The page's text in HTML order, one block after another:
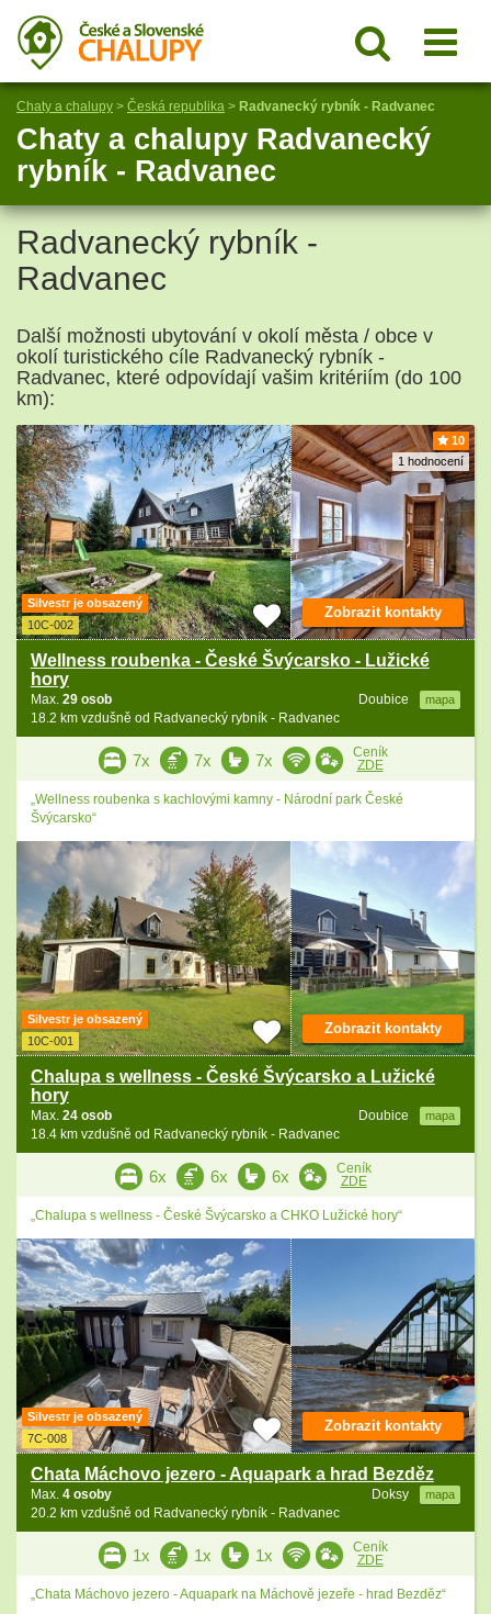
Chaty a chalupy > Česká republika > Radvanecký rybník - Radvanec
Chaty a chalupy Radvanecký
rybník - Radvanec
Radvanecký rybník -
Radvanec
Další možnosti ubytování v okolí města / obce v
okolí turistického cíle Radvanecký rybník -
Radvanec, které odpovídají vašim kritériím (do 100
km):
10
1 hodnocení
Silvestr je obsazený
10C-002
Wellness roubenka - České Švýcarsko - Lužické
hory
Doubice mapa
Max. 29 osob
18.2 km vzdušně od Radvanecký rybník - Radvanec
Zobrazit kontakty
7x 7x 7x
Ceník
ZDE
„Wellness roubenka s kachlovými kamny - Národní park České
Švýcarsko“
Silvestr je obsazený
10C-001
Chalupa s wellness - České Švýcarsko a Lužické
hory
Doubice mapa
Max. 24 osob
18.4 km vzdušně od Radvanecký rybník - Radvanec
Zobrazit kontakty
6x 6x 6x
Ceník
ZDE
„Chalupa s wellness - České Švýcarsko a CHKO Lužické hory“
Silvestr je obsazený
7C-008
Chata Máchovo jezero - Aquapark a hrad Bezděz
Doksy mapa
Max. 4 osoby
20.2 km vzdušně od Radvanecký rybník - Radvanec
Zobrazit kontakty
1x 1x 1x
Ceník
ZDE
„Chata Máchovo jezero - Aquapark na Máchově jezeře - hrad Bezděz“